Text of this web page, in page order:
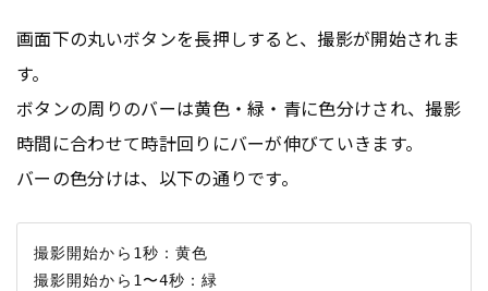
画面下の丸いボタンを長押しすると、撮影が開始されま
す。
ボタンの周りのバーは黄色・緑・青に色分けされ、撮影
時間に合わせて時計回りにバーが伸びていきます。
バーの色分けは、以下の通りです。
撮影開始から1秒：黄色
撮影開始から1〜4秒：緑